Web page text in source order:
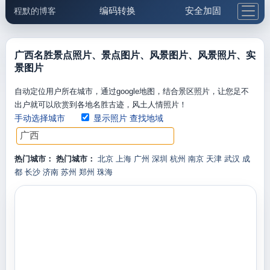
程默的博客 编码转换 安全加固
邮件工具 生活便民 更多工具
广西名胜景点照片、景点图片、风景图片、风景照片、实
景图片
自动定位用户所在城市，通过google地图，结合景区照片，让您足不
出户就可以欣赏到各地名胜古迹，风土人情照片！
手动选择城市 显示照片 查找地域
热门城市： 热门城市： 北京 上海 广州 深圳 杭州 南京 天津 武汉 成
都 长沙 济南 苏州 郑州 珠海